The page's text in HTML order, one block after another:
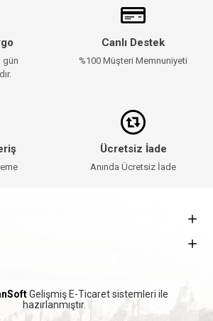
gün
Canlı Destek
%100 Müşteri Memnuniyeti
Ücretsiz İade
Anında Ücretsiz İade
Gelişmiş E-Ticaret sistemleri ile
hazırlanmıştır.